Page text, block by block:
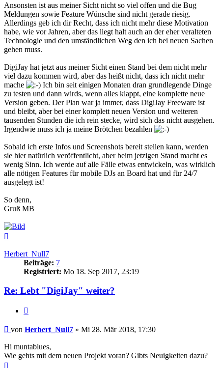
Ansonsten ist aus meiner Sicht nicht so viel offen und die Bug
Meldungen sowie Feature Wünsche sind nicht gerade riesig.
Allerdings geb ich dir Recht, dass ich nicht mehr diese Motivation
habe, wie vor Jahren, aber das liegt halt auch an der eher veralteten
Technologie und den umständlichen Weg den ich bei neuen Sachen
gehen muss.
DigiJay hat jetzt aus meiner Sicht einen Stand bei dem nicht mehr
viel dazu kommen wird, aber das heißt nicht, dass ich nicht mehr
mache
Ich bin seit einigen Monaten dran grundlegende Dinge
zu testen und dann wirds, wenn alles klappt, eine komplette neue
Version geben. Der Plan war ja immer, dass DigiJay Freeware ist
und bleibt, aber bei einer komplett neuen Version und weiteren
tausenden Stunden die ich rein stecke, wird sich das nicht ausgehen.
Irgendwie muss ich ja meine Brötchen bezahlen
Sobald ich erste Infos und Screenshots bereit stellen kann, werden
sie hier natürlich veröffentlicht, aber beim jetzigen Stand macht es
wenig Sinn. Ich werde auf alle Fälle etwas entwickeln, was wirklich
alle nötigen Features für mobile DJs an Board hat und für 24/7
ausgelegt ist!
So denn,
Gruß MB
Herbert_Null7
Beiträge: 7
Registriert: Mo 18. Sep 2017, 23:19
Re: Lebt "DigiJay" weiter?
Beitrag
von Herbert_Null7 » Mi 28. Mär 2018, 17:30
Hi muntablues,
Wie gehts mit dem neuen Projekt voran? Gibts Neuigkeiten dazu?